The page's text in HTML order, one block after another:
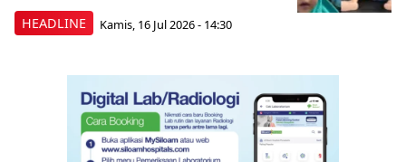
HEADLINE Kamis, 16 Jul 2026 - 14:30